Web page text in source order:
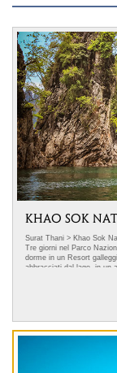
KHAO SOK
Surat Thani > Khao Sok
Tre giorni nel Parco
dorme in un Resort
abbracciati dal lago, in un
Aggiunge spazio a destra
l'immagine */ }
Ci avvaliamo della